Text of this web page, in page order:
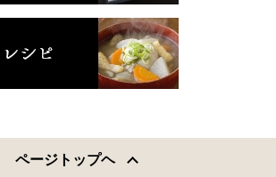
ページトップヘ